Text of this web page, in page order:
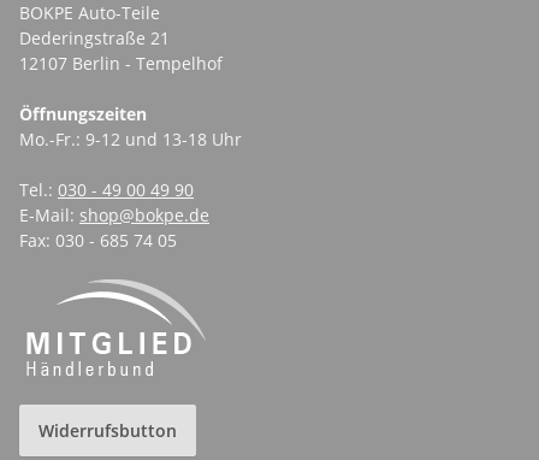
BOKPE Auto-Teile
Dederingstraße 21
12107 Berlin - Tempelhof
Öffnungszeiten
Mo.-Fr.: 9-12 und 13-18 Uhr
Tel.: 030 - 49 00 49 90
E-Mail: shop@bokpe.de
Fax: 030 - 685 74 05
Widerrufsbutton